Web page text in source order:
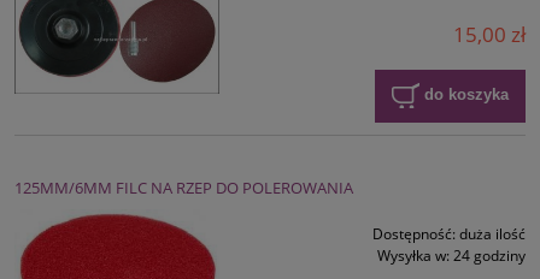
15,00 zł
do koszyka
125MM/6MM FILC NA RZEP DO POLEROWANIA
Dostępność: duża ilość
Wysyłka w: 24 godziny